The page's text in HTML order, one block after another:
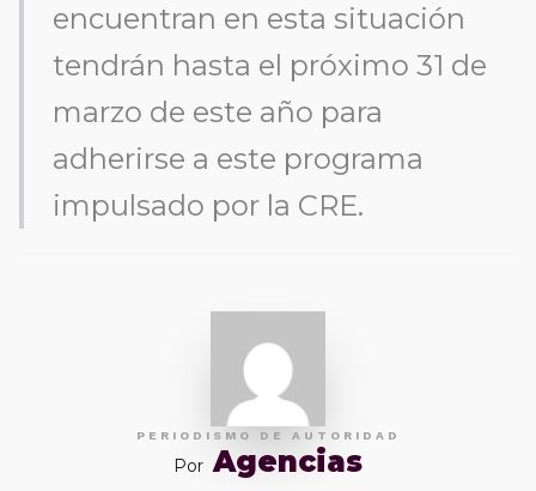
encuentran en esta situación
tendrán hasta el próximo 31 de
marzo de este año para
adherirse a este programa
impulsado por la CRE.
PERIODISMO DE AUTORIDAD
Por Agencias